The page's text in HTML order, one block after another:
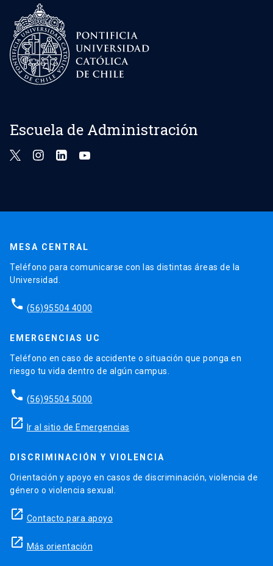
Escuela de Administración
MESA CENTRAL
Teléfono para comunicarse con las distintas áreas de la
Universidad.
phone (56)95504 4000
EMERGENCIAS UC
Teléfono en caso de accidente o situación que ponga en
riesgo tu vida dentro de algún campus.
phone (56)95504 5000
launch Ir al sitio de Emergencias
DISCRIMINACIÓN Y VIOLENCIA
Orientación y apoyo en casos de discriminación, violencia de
género o violencia sexual.
launch Contacto para apoyo
launch Más orientación